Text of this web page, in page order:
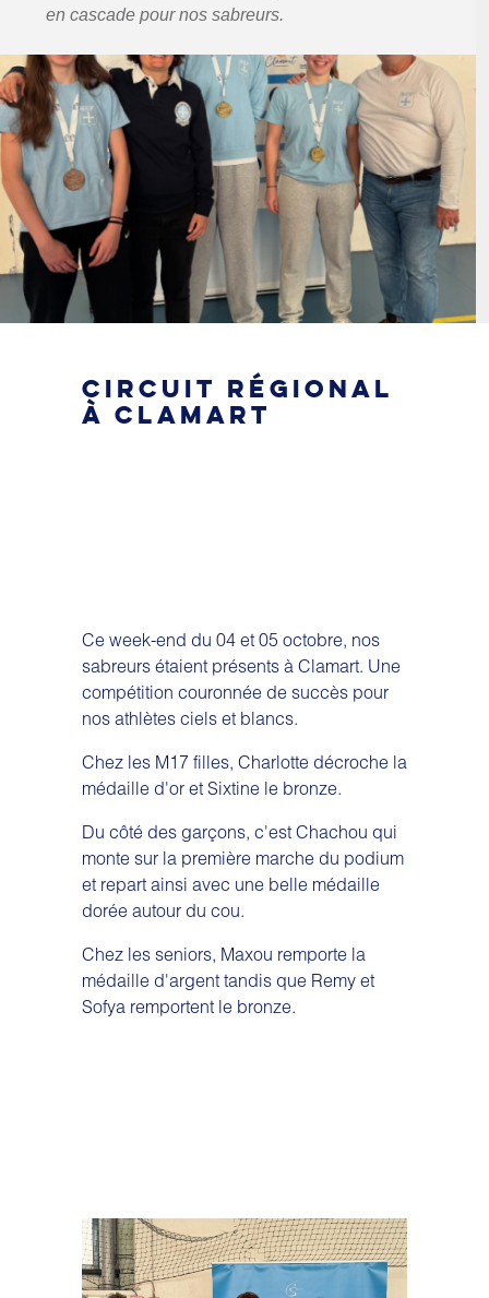
en cascade pour nos sabreurs.
CIRCUIT RÉGIONAL
À CLAMART
Ce week-end du 04 et 05 octobre, nos
sabreurs étaient présents à Clamart. Une
compétition couronnée de succès pour
nos athlètes ciels et blancs.
Chez les M17 filles, Charlotte décroche la
médaille d'or et Sixtine le bronze.
Du côté des garçons, c'est Chachou qui
monte sur la première marche du podium
et repart ainsi avec une belle médaille
dorée autour du cou.
Chez les seniors, Maxou remporte la
médaille d'argent tandis que Remy et
Sofya remportent le bronze.